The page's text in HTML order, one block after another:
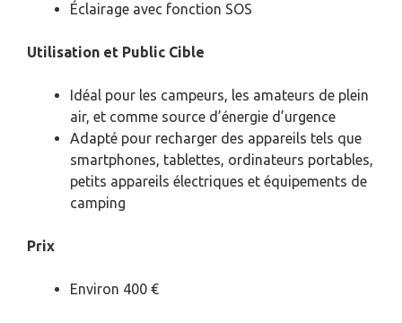
Éclairage avec fonction SOS
Utilisation et Public Cible
Idéal pour les campeurs, les amateurs de plein
air, et comme source d’énergie d’urgence
Adapté pour recharger des appareils tels que
smartphones, tablettes, ordinateurs portables,
petits appareils électriques et équipements de
camping
Prix
Environ 400 €